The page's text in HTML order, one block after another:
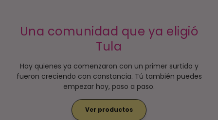
Una comunidad que ya eligió
Tula
Hay quienes ya comenzaron con un primer surtido y
fueron creciendo con constancia. Tú también puedes
empezar hoy, paso a paso.
Ver productos